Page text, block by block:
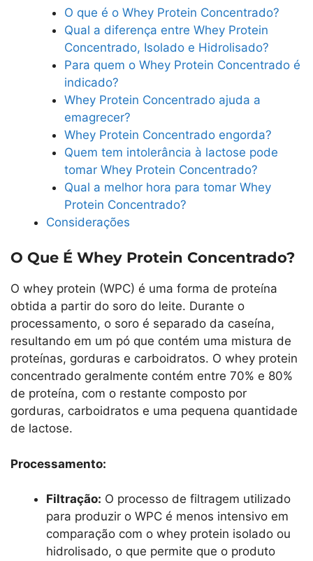
O que é o Whey Protein Concentrado?
Qual a diferença entre Whey Protein
Concentrado, Isolado e Hidrolisado?
Para quem o Whey Protein Concentrado é
indicado?
Whey Protein Concentrado ajuda a
emagrecer?
Whey Protein Concentrado engorda?
Quem tem intolerância à lactose pode
tomar Whey Protein Concentrado?
Qual a melhor hora para tomar Whey
Protein Concentrado?
Considerações
O Que É Whey Protein Concentrado?
O whey protein (WPC) é uma forma de proteína
obtida a partir do soro do leite. Durante o
processamento, o soro é separado da caseína,
resultando em um pó que contém uma mistura de
proteínas, gorduras e carboidratos. O whey protein
concentrado geralmente contém entre 70% e 80%
de proteína, com o restante composto por
gorduras, carboidratos e uma pequena quantidade
de lactose.
Processamento:
Filtração: O processo de filtragem utilizado
para produzir o WPC é menos intensivo em
comparação com o whey protein isolado ou
hidrolisado, o que permite que o produto